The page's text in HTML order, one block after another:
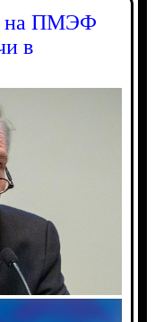
на ПМЭФ
в